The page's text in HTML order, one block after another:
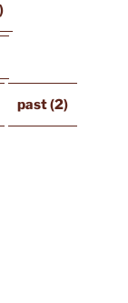
past(2)